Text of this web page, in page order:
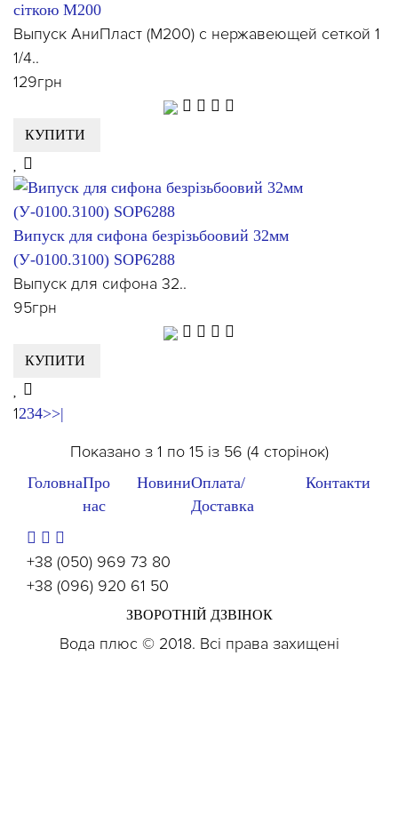
сіткою М200
Выпуск АниПласт (М200) с нержавеющей сеткой 1
1/4..
129грн
КУПИТИ
Випуск для сифона безрізьбоовий 32мм
(У-0100.3100) SOP6288
Выпуск для сифона 32..
95грн
КУПИТИ
1234>>|
Показано з 1 по 15 із 56 (4 сторінок)
ГоловнаПро
нас
НовиниОплата/
Доставка
Контакти
+38 (050) 969 73 80
+38 (096) 920 61 50
ЗВОРОТНІЙ ДЗВІНОК
Вода плюс © 2018. Всі права захищені